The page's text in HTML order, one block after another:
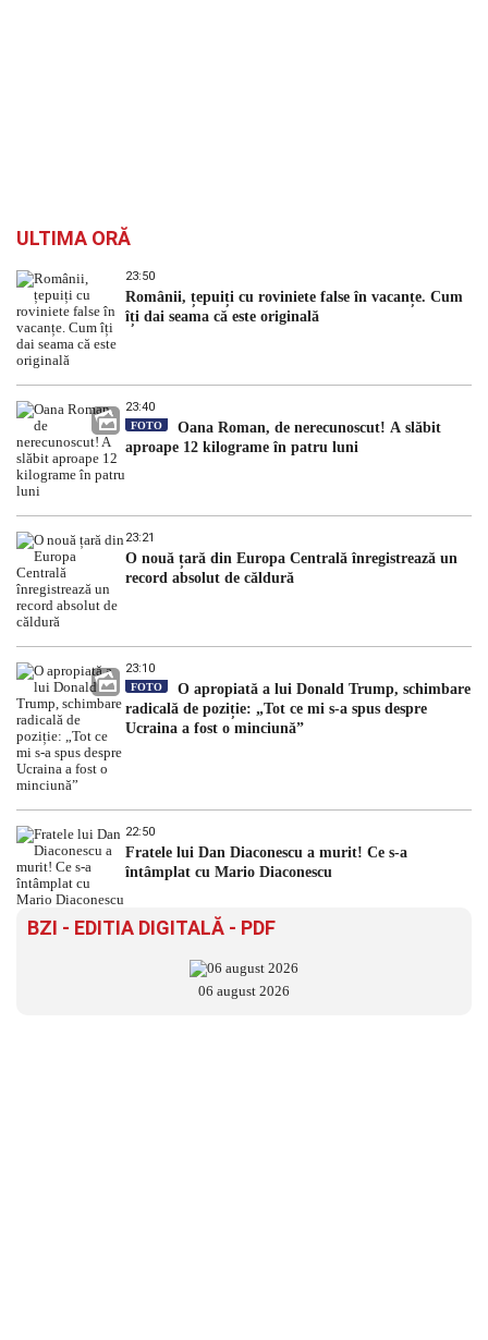
ULTIMA ORĂ
23:50
Românii, țepuiți cu roviniete false în vacanțe. Cum
îți dai seama că este originală
23:40
FOTO
Oana Roman, de nerecunoscut! A slăbit
aproape 12 kilograme în patru luni
23:21
O nouă țară din Europa Centrală înregistrează un
record absolut de căldură
23:10
FOTO
O apropiată a lui Donald Trump, schimbare
radicală de poziție: „Tot ce mi s-a spus despre
Ucraina a fost o minciună”
22:50
Fratele lui Dan Diaconescu a murit! Ce s-a
întâmplat cu Mario Diaconescu
BZI - EDITIA DIGITALĂ - PDF
06 august 2026